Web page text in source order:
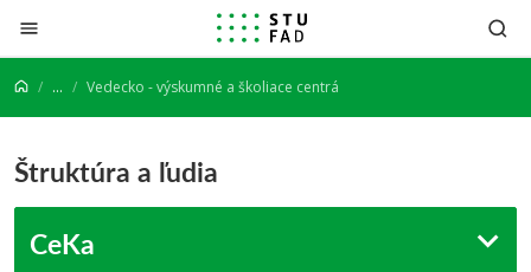
Prejsť na obsah
... Vedecko - výskumné a školiace centrá
Štruktúra a ľudia
CeKa